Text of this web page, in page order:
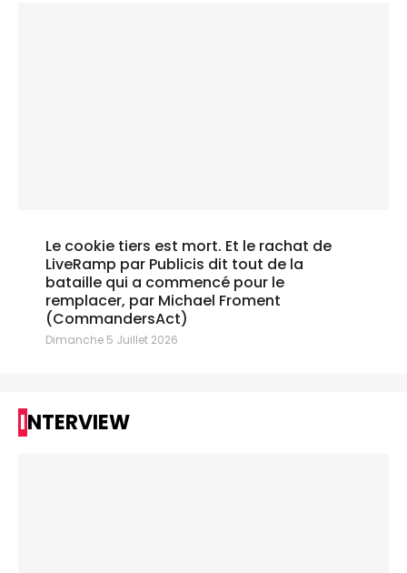
Le cookie tiers est mort. Et le rachat de
LiveRamp par Publicis dit tout de la
bataille qui a commencé pour le
remplacer, par Michael Froment
(CommandersAct)
Dimanche 5 Juillet 2026
INTERVIEW